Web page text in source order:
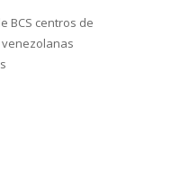
BCS centros de